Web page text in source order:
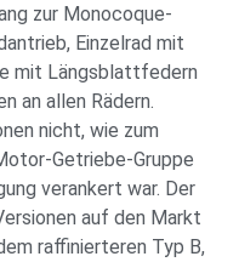
zur Monocoque-
Einzelrad mit
mit Längsblattfedern
an allen Rädern.
nicht, wie zum
Getriebe-Gruppe
verankert war. Der
auf den Markt
raffinierteren Typ B,